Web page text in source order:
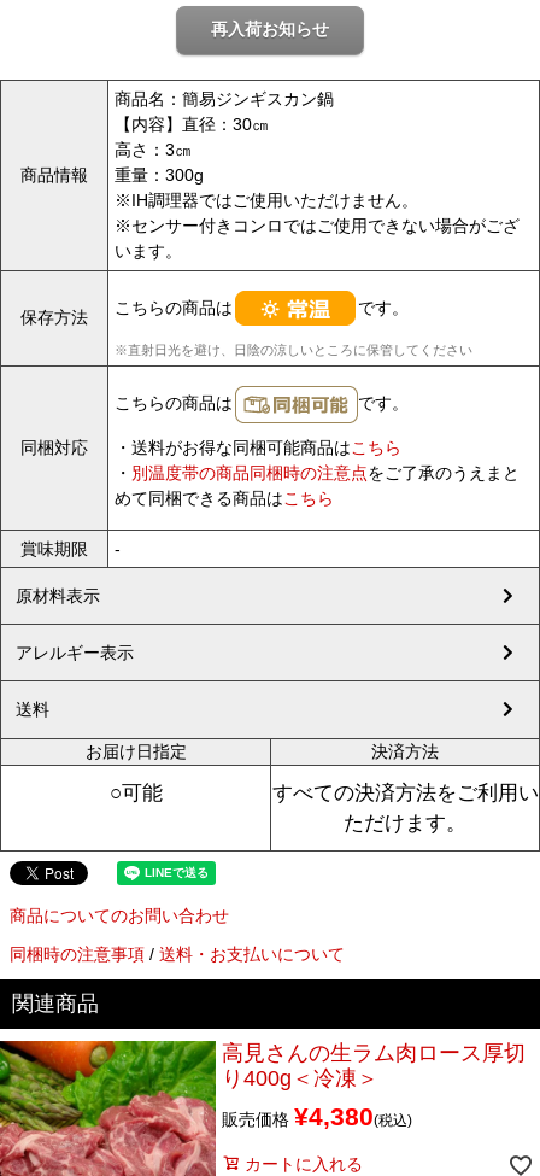
再入荷お知らせ
商品情報
商品名：簡易ジンギスカン鍋
【内容】直径：30㎝
高さ：3㎝
重量：300g
※IH調理器ではご使用いただけません。
※センサー付きコンロではご使用できない場合がござ
います。
保存方法
こちらの商品は です。
※直射日光を避け、日陰の涼しいところに保管してください
同梱対応
こちらの商品は です。
・送料がお得な同梱可能商品はこちら
・ 別温度帯の商品同梱時の注意点をご了承のうえまと
めて同梱できる商品はこちら
賞味期限 -
原材料表示
アレルギー表示
送料
お届け日指定
○可能
決済方法
すべての決済方法をご利用い
ただけます。
商品についてのお問い合わせ
同梱時の注意事項 / 送料・お支払いについて
高見さんの生ラム肉ロース厚切
り400g＜冷凍＞
販売価格 ¥4,380 税込
カートに入れる